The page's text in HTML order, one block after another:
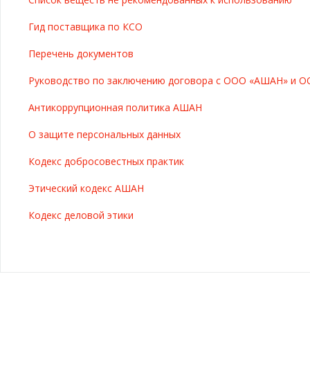
Гид поставщика по КСО
Перечень документов
Руководство по заключению договора с ООО «АШАН» и
Антикоррупционная политика АШАН
О защите персональных данных
Кодекс добросовестных практик
Этический кодекс АШАН
Кодекс деловой этики